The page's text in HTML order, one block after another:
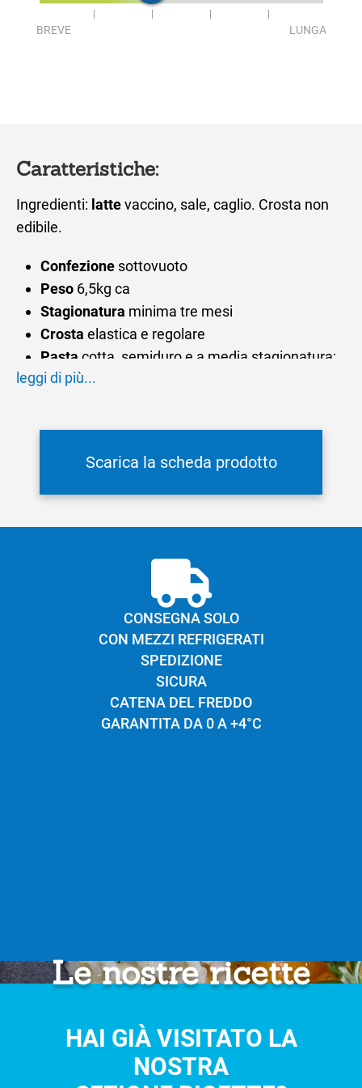
BREVE LUNGA
Caratteristiche:
Ingredienti: lattevaccino, sale, caglio. Crosta non
edibile.
Confezione sottovuoto
Peso 6,5kg ca
Stagionatura minima tre mesi
Crosta elastica e regolare
Pasta cotta, semiduro e a media stagionatura;
color paglierino chiaro
leggi di più...
Scarica la scheda prodotto
CONSEGNA SOLO
CON MEZZI REFRIGERATI
SPEDIZIONE
SICURA
CATENA DEL FREDDO
GARANTITA DA 0 A +4°C
Le nostre ricette
HAI GIÀ VISITATO LA
NOSTRA